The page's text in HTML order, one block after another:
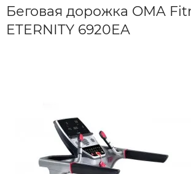
Беговая дорожка OMA
ETERNITY 6920EA